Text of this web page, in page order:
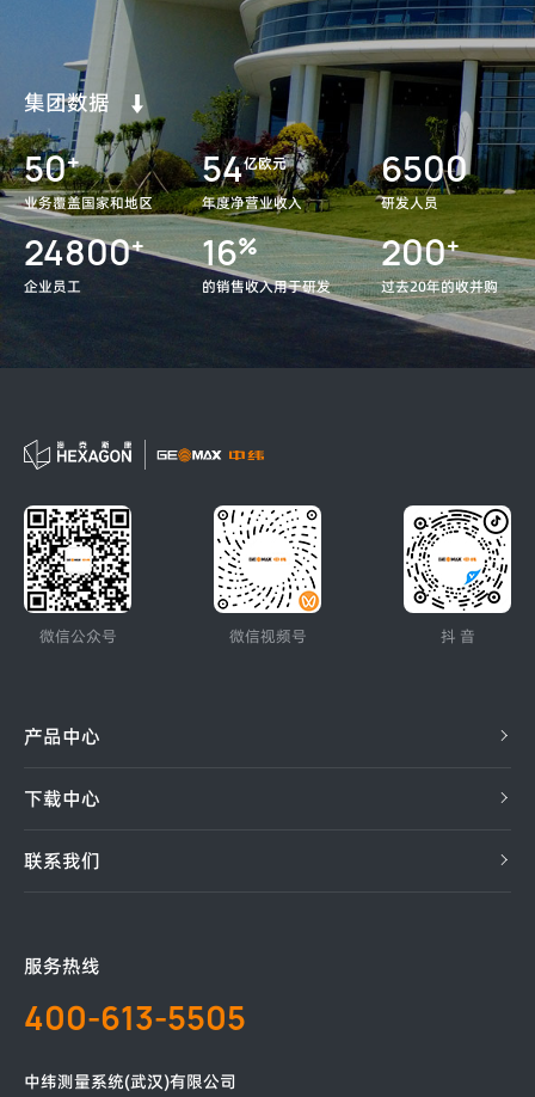
集团数据
50+
业务覆盖国家和地区
54亿欧元
年度净营业收入
6500
研发人员
24800+
企业员工
16%
的销售收入用于研发
200+
过去20年的收并购
微信公众号 微信视频号 抖 音
产品中心
下载中心
联系我们
服务热线
400-613-5505
中纬测量系统(武汉)有限公司